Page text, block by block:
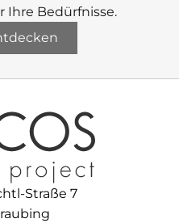
Ihre Bedürfnisse.
Straße 7